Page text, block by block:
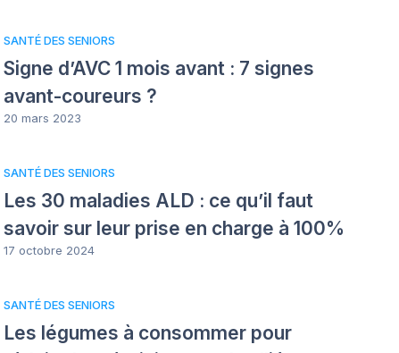
SANTÉ DES SENIORS
Signe d’AVC 1 mois avant : 7 signes
avant-coureurs ?
20 mars 2023
SANTÉ DES SENIORS
Les 30 maladies ALD : ce qu’il faut
savoir sur leur prise en charge à 100%
17 octobre 2024
SANTÉ DES SENIORS
Les légumes à consommer pour